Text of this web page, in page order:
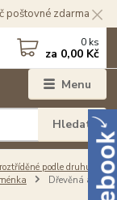
poštovné zdarma
Menu
Hledat
0 ks
za 0,00 Kč
podle druhu
Dřevěná a